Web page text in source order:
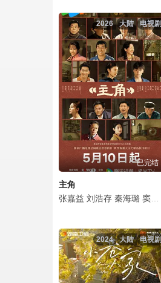
春花焰第08集.mp4
春花焰第09集.mp4
春花焰第10集.mp4
春花焰第11集.mp4
春花焰第12集.mp4
春花焰第13集.mp4
春花焰第14集.mp4
春花焰第15集.mp4
春花焰第16集.mp4
电视剧
大陆
2026
已完结
主角
张嘉益 刘浩存 秦海璐 窦骁
电视剧
大陆
2024